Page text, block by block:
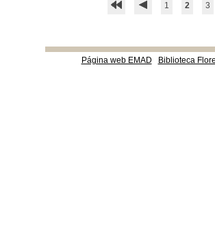
1 2 3
Página web EMAD Biblioteca